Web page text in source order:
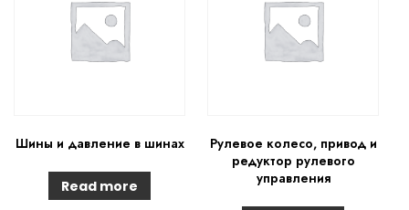
Шины и давление в шинах
Read more
Рулевое колесо, привод и
редуктор рулевого
управления